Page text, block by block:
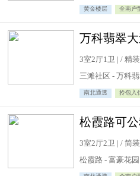
黄金楼层 全南户
3室2厅1卫 | / 精
三滩社区 - 万科
南北通透 拎包入
3室2厅2卫 | / 简
松霞路 - 富豪花园